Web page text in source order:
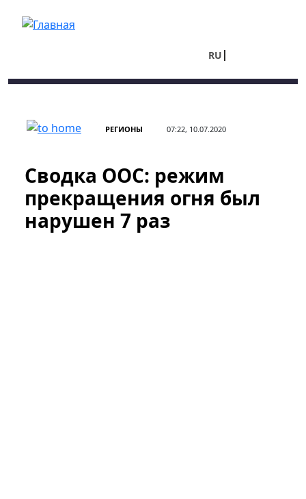
RU
РЕГИОНЫ 07:22, 10.07.2020
Сводка ООС: режим
прекращения огня был
нарушен 7 раз